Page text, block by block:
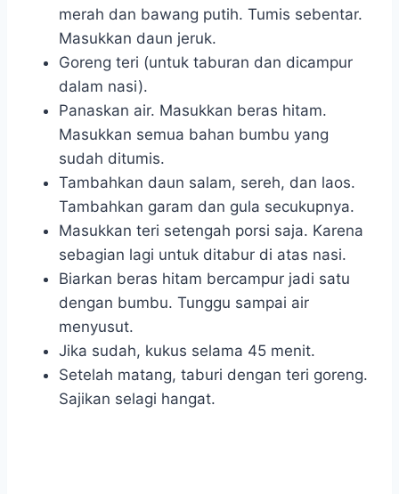
merah dan bawang putih. Tumis sebentar.
Masukkan daun jeruk.
Goreng teri (untuk taburan dan dicampur
dalam nasi).
Panaskan air. Masukkan beras hitam.
Masukkan semua bahan bumbu yang
sudah ditumis.
Tambahkan daun salam, sereh, dan laos.
Tambahkan garam dan gula secukupnya.
Masukkan teri setengah porsi saja. Karena
sebagian lagi untuk ditabur di atas nasi.
Biarkan beras hitam bercampur jadi satu
dengan bumbu. Tunggu sampai air
menyusut.
Jika sudah, kukus selama 45 menit.
Setelah matang, taburi dengan teri goreng.
Sajikan selagi hangat.